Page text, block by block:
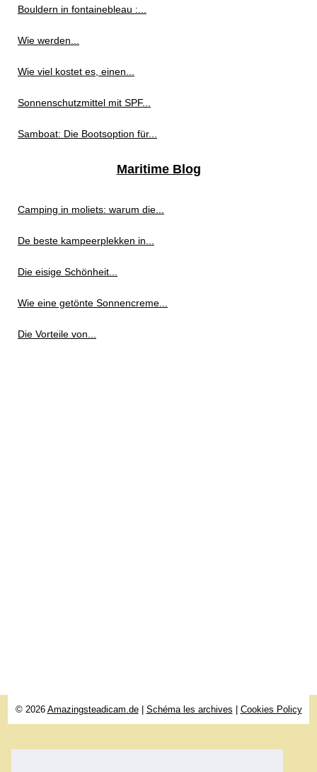
Bouldern in fontainebleau :...
Wie werden...
Wie viel kostet es, einen...
Sonnenschutzmittel mit SPF...
Samboat: Die Bootsoption für...
Maritime Blog
Camping in moliets: warum die...
De beste kampeerplekken in...
Die eisige Schönheit...
Wie eine getönte Sonnencreme...
Die Vorteile von...
© 2026 Amazingsteadicam.de| Schéma les archives Cookies Policy